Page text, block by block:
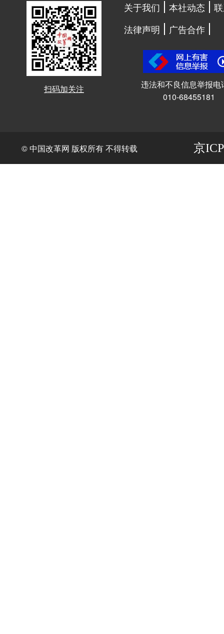
扫码加关注
关于我们 本社动态
法律声明
广告合作
违法和不良信息举报电
010-68455181
© 中国改革网 版权所有 不得转载 京